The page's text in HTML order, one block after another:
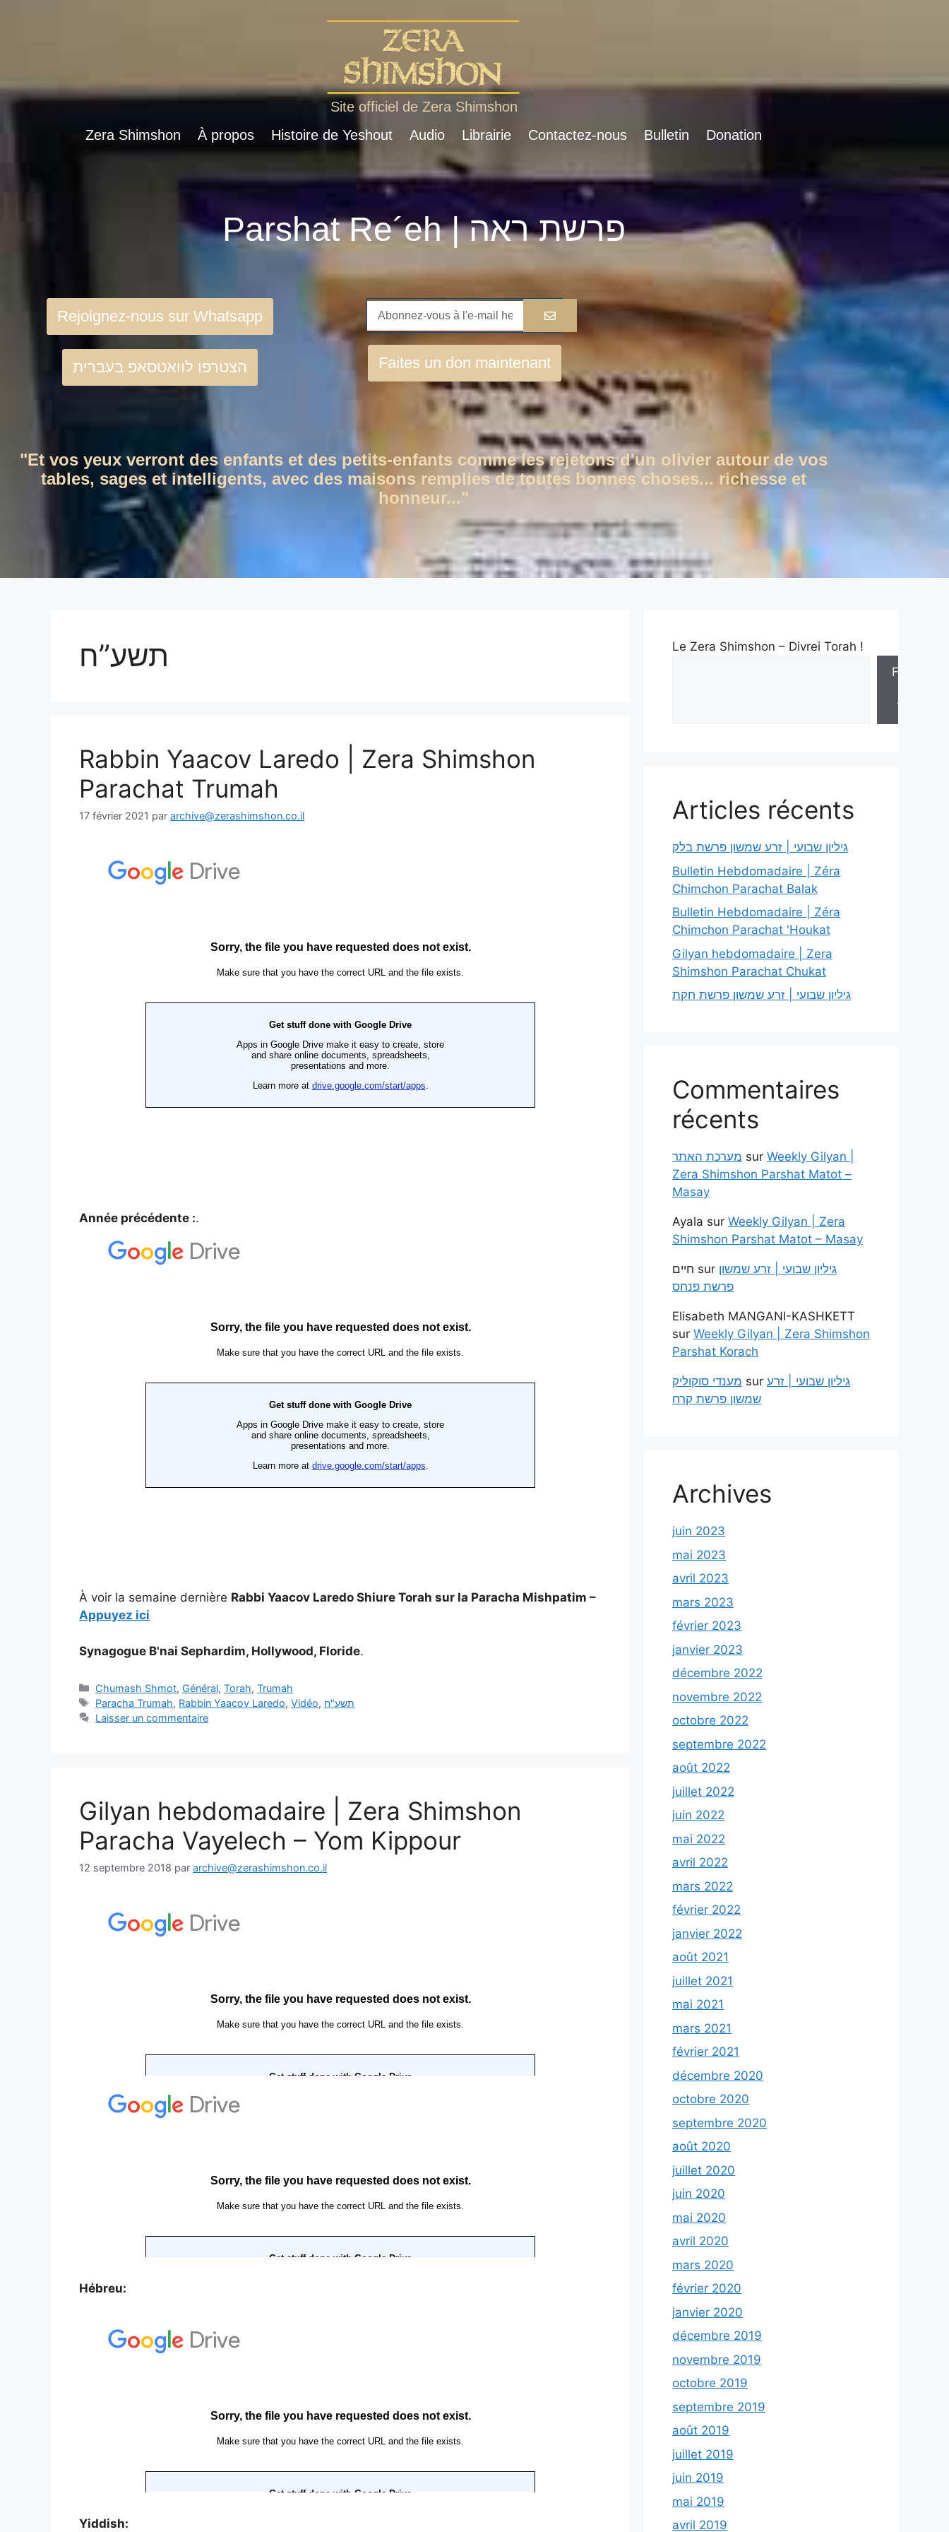
Site officiel de Zera Shimshon
Zera Shimshon
À propos Histoire de Yeshout Audio Librairie Contactez-nous Bulletin Donation
Parshat Re´eh | פרשת ראה
Rejoignez-nous sur Whatsapp
הצטרפו לוואטסאפ בעברית Faites un don maintenant
"Et vos yeux verront des enfants et des petits-enfants comme les rejetons d'un olivier autour de vos
tables, sages et intelligents, avec des maisons remplies de toutes bonnes choses... richesse et
honneur..."
תשע”ח
Rabbin Yaacov Laredo | Zera Shimshon
Parachat Trumah
17 février 2021 par archive@zerashimshon.co.il
Année précédente :.
À voir la semaine dernière Rabbi Yaacov Laredo Shiure Torah sur la Paracha Mishpatim –
Appuyez ici
Synagogue B'nai Sephardim, Hollywood, Floride.
Chumash Shmot, Général,Torah,Trumah
Paracha Trumah, Rabbin Yaacov Laredo,Vidéo, תשע"ח
Laisser un commentaire
Gilyan hebdomadaire | Zera Shimshon
Paracha Vayelech – Yom Kippour
12 septembre 2018 par archive@zerashimshon.co.il
Hébreu:
Yiddish:
Le Zera Shimshon – Divrei Torah !
Feuilles
Torah
Articles récents
גיליון שבועי | זרע שמשון פרשת בלק
Bulletin Hebdomadaire | Zéra
Chimchon Parachat Balak
Bulletin Hebdomadaire | Zéra
Chimchon Parachat 'Houkat
Gilyan hebdomadaire | Zera
Shimshon Parachat Chukat
גיליון שבועי | זרע שמשון פרשת חקת
Commentaires
récents
מערכת האתר sur Weekly Gilyan |
Zera Shimshon Parshat Matot –
Masay
Ayala sur Weekly Gilyan | Zera
Shimshon Parshat Matot – Masay
חיים sur גיליון שבועי | זרע שמשון
פרשת פנחס
Elisabeth MANGANI-KASHKETT
sur Weekly Gilyan | Zera Shimshon
Parshat Korach
מענדי סוקוליק sur גיליון שבועי | זרע
שמשון פרשת קרח
Archives
juin 2023
mai 2023
avril 2023
mars 2023
février 2023
janvier 2023
décembre 2022
novembre 2022
octobre 2022
septembre 2022
août 2022
juillet 2022
juin 2022
mai 2022
avril 2022
mars 2022
février 2022
janvier 2022
août 2021
juillet 2021
mai 2021
mars 2021
février 2021
décembre 2020
octobre 2020
septembre 2020
août 2020
juillet 2020
juin 2020
mai 2020
avril 2020
mars 2020
février 2020
janvier 2020
décembre 2019
novembre 2019
octobre 2019
septembre 2019
août 2019
juillet 2019
juin 2019
mai 2019
avril 2019